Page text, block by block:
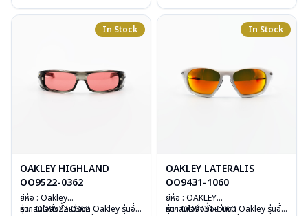
2 ปี
In Stock
OAKLEY HIGHLAND
OO9522-0362
ยี่ห้อ : Oakley
รุ่น : OO9522-0362
หากสนใจสั่งชื้อแว่นตา Oakley รุ่นอื่น
In Stock
OAKLEY LATERALIS
OO9431-1060
ยี่ห้อ : OAKLEY
รุ่น : OO9431-1060
หากสนใจสั่งชื้อแว่นตา Oakley รุ่นอื่น